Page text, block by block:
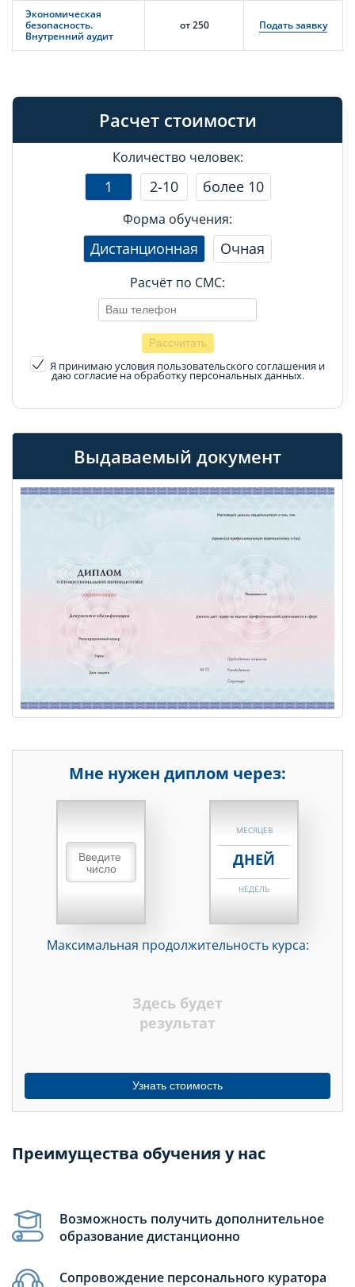
Экономическая
безопасность.
Внутренний аудит
от 250 Подать заявку
Расчет стоимости
Количество человек:
1 2-10 более 10
Форма обучения:
Дистанционная Очная
Расчёт по СМС:
Я принимаю условия пользовательского соглашения и
даю согласие на обработку персональных данных.
Выдаваемый документ
Мне нужен диплом через:
НЕДЕЛЬ
МЕСЯЦЕВ
ДНЕЙ
НЕДЕЛЬ
ДНЕЙ
Максимальная продолжительность курса:
Здесь будет
результат
Узнать стоимость
Преимущества обучения у нас
Возможность получить дополнительное
образование дистанционно
Сопровождение персонального куратора